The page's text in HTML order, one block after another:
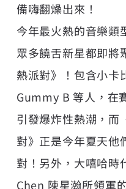
備嗨翻燥出來！
今年最火熱的音樂類
眾多饒舌新星都即
熱派對》！包含小卡
Gummy B 等人，在
引發爆炸性熱潮，
對》正是今年夏天他
對！另外，大嘻哈時
Chen 陳星瀚所領軍